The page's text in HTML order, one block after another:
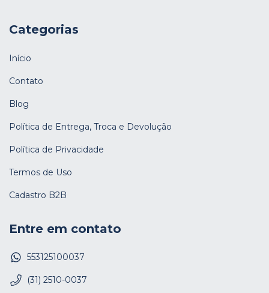
Categorias
Início
Contato
Blog
Política de Entrega, Troca e Devolução
Política de Privacidade
Termos de Uso
Cadastro B2B
Entre em contato
553125100037
(31) 2510-0037